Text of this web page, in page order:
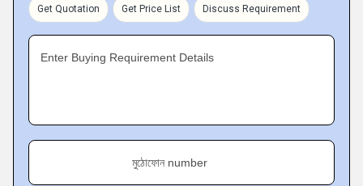
Get Quotation Get Price List Discuss Requirement
Enter Buying Requirement Details
মুঠোফোন number